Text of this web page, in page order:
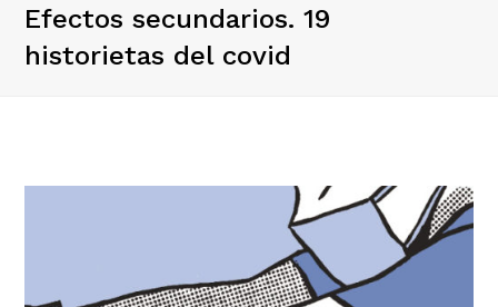
Efectos secundarios. 19
historietas del covid